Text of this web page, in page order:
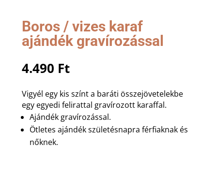
Boros / vizes karaf
ajándék gravírozással
4.490 Ft
Vigyél egy kis színt a baráti összejövetelekbe
egy egyedi felirattal gravírozott karaffal.
Ajándék gravírozással.
Ötletes ajándék születésnapra férfiaknak és
nőknek.